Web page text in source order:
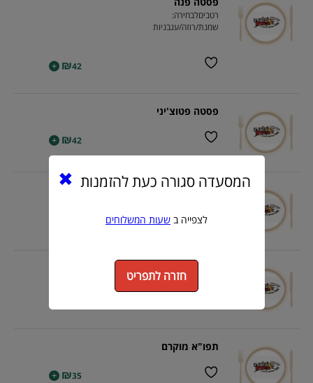
רטביםלבחירה:
שמנת/רוזה/עגבניות
₪42
+
פסטה פטוצ'יני
₪42
+
רביולי גבינה
רביולי בטטה
תפו"א מוקרם
₪35
+
המסעדה סגורה כעת להזמנות
לצפייה ב שעות המשלוחים
חזרה לתפריט